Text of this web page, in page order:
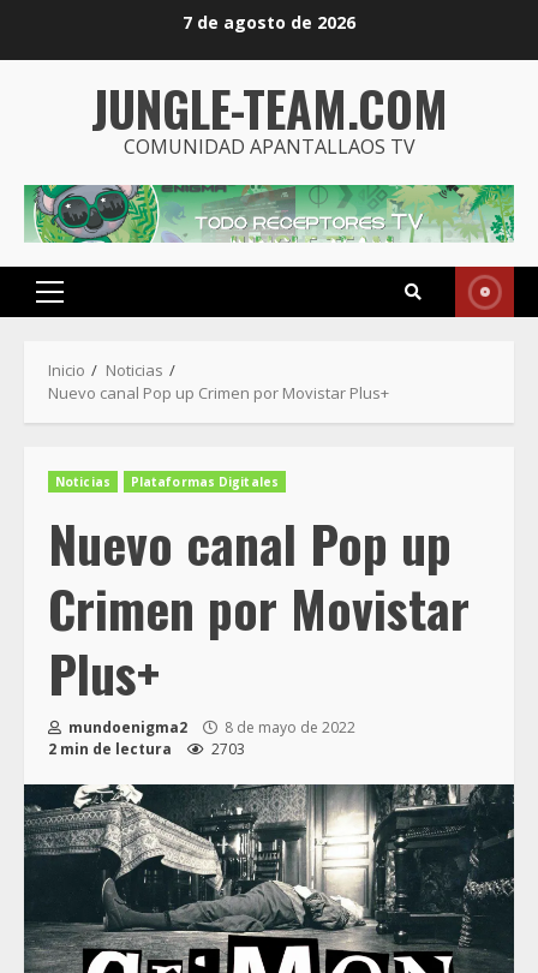
7 de agosto de 2026
JUNGLE-TEAM.COM
COMUNIDAD APANTALLAOS TV
Menú
Inicio
Noticias
Nuevo canal Pop up Crimen por Movistar Plus+
Noticias Plataformas Digitales
Nuevo canal Pop up
Crimen por Movistar
Plus+
mundoenigma2
8 de mayo de 2022
2 min de lectura
2703